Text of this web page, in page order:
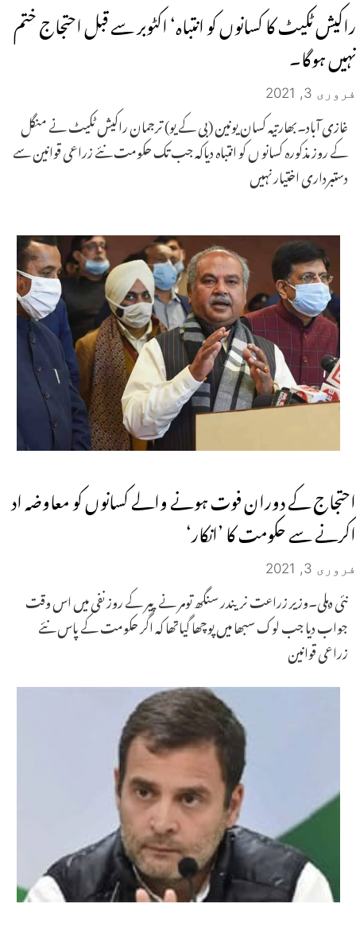
راکیش ٹکیٹ کا کسانوں کو انتباہ‘ اکٹوبر سے قبل احتجاج ختم
نہیں ہوگا۔
فروری 3, 2021
غازی آباد۔بھارتیہ کسان یونین (بی کے یو) ترجمان راکیش ٹکیٹ نے منگل
کے روز مذکورہ کسانو ں کو انتباہ دیاکہ جب تک حکومت نئے زراعی قوانین سے
دستبرداری اختیار نہیں
احتجاج کے دوران فوت ہونے والے کسانوں کو معاوضہ اد
اکرنے سے حکومت کا ’انکار‘
فروری 3, 2021
نئی دہلی۔وزیر زراعت نریندر سنگھ تومر نے پیر کے روز نفی میں اس وقت
جواب دیا جب لوک سبھا میں پوچھا گیاتھا کہ اگر حکومت کے پاس نئے
زراعی قوانین